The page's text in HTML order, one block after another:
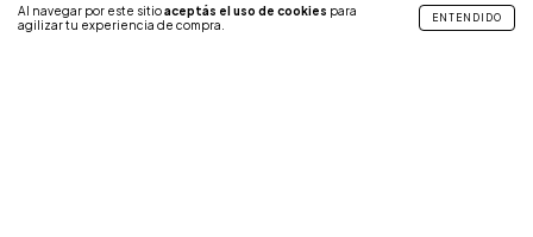
Al navegar por este sitioaceptás el uso de cookies para
agilizar tu experiencia de compra.
ENTENDIDO